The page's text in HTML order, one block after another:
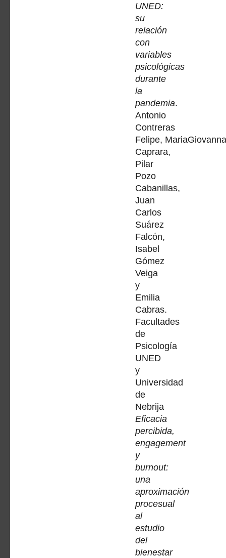
UNED:
su
relación
con
variables
psicológicas
durante
la
pandemia.
Antonio
Contreras
Felipe, MariaGiovanna
Caprara,
Pilar
Pozo
Cabanillas,
Juan
Carlos
Suárez
Falcón,
Isabel
Gómez
Veiga
y
Emilia
Cabras.
Facultades
de
Psicología
UNED
y
Universidad
de
Nebrija
Eficacia
percibida,
engagement
y
burnout:
una
aproximación
procesual
al
estudio
del
bienestar